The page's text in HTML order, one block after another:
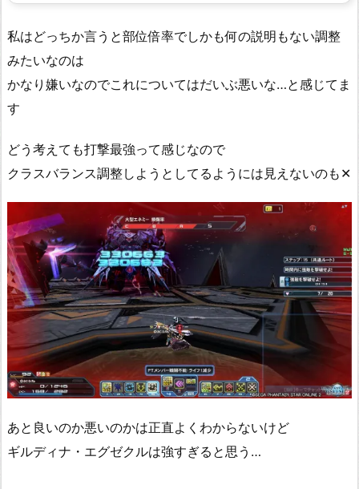
私はどっちか言うと部位倍率でしかも何の説明もない調整
みたいなのは
かなり嫌いなのでこれについてはだいぶ悪いな…と感じてま
す
どう考えても打撃最強って感じなので
クラスバランス調整しようとしてるようには見えないのも✕
あと良いのか悪いのかは正直よくわからないけど
ギルディナ・エグゼクルは強すぎると思う…